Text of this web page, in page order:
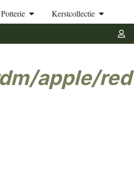
Potterie Kerstcollectie
apple/